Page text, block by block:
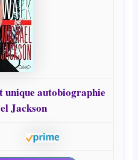
unique autobiographie
Jackson